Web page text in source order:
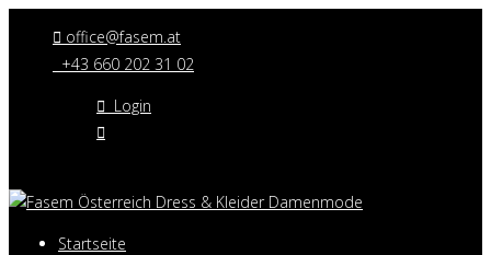
office@fasem.at
+43 660 202 31 02
Login
Startseite